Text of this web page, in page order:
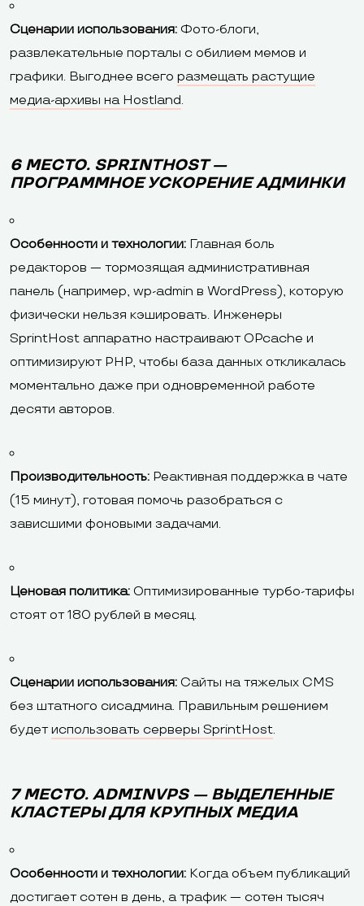
Сценарии использования: Фото-блоги,
развлекательные порталы с обилием мемов и
графики. Выгоднее всего размещать растущие
медиа-архивы на Hostland.
6 МЕСТО. SPRINTHOST —
ПРОГРАММНОЕ УСКОРЕНИЕ АДМИНКИ
Особенности и технологии: Главная боль
редакторов — тормозящая административная
панель (например, wp-admin в WordPress), которую
физически нельзя кэшировать. Инженеры
SprintHost аппаратно настраивают OPcache и
оптимизируют PHP, чтобы база данных откликалась
моментально даже при одновременной работе
десяти авторов.
Производительность: Реактивная поддержка в чате
(15 минут), готовая помочь разобраться с
зависшими фоновыми задачами.
Ценовая политика: Оптимизированные турбо-тарифы
стоят от 180 рублей в месяц.
Сценарии использования: Сайты на тяжелых CMS
без штатного сисадмина. Правильным решением
будетиспользовать серверы SprintHost.
7 МЕСТО. ADMINVPS — ВЫДЕЛЕННЫЕ
КЛАСТЕРЫ ДЛЯ КРУПНЫХ МЕДИА
Особенности и технологии: Когда объем публикаций
достигает сотен в день, а трафик — сотен тысяч